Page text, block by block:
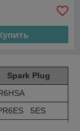
Spark Plug
5ES